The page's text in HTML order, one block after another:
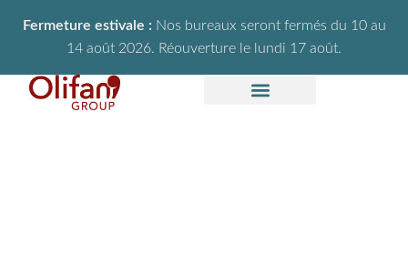
Fermeture estivale : Nos bureaux seront fermés du 10 au
14 août 2026. Réouverture le lundi 17 août.